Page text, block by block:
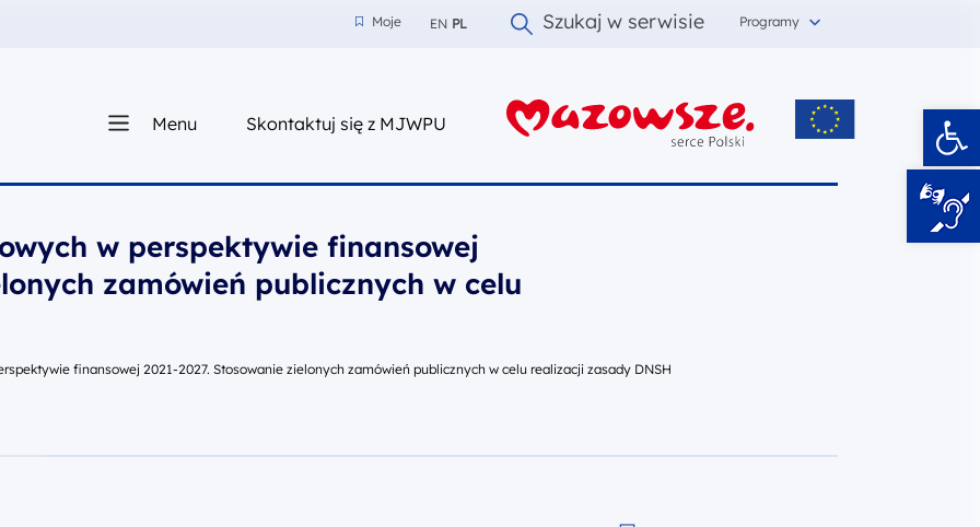
Moje
Moje EN PL Szukaj w serwisie Programy
Menu Skontaktuj się z MJWPUz nami
w perspektywie finansowej
zamówień publicznych w celu
finansowej 2021-2027. Stosowanie zielonych zamówień publicznych w celu realizacji zasady DNSH